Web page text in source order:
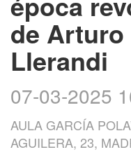
de
Llerandi
07-03-2025
AULA GARCÍA
AGUILERA, 23,